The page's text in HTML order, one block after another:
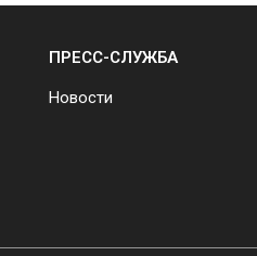
ПРЕСС-СЛУЖБА
Новости